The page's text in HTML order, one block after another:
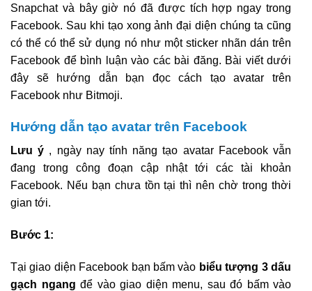
Snapchat và bây giờ nó đã được tích hợp ngay trong
Facebook. Sau khi tạo xong ảnh đại diện chúng ta cũng
có thể có thể sử dụng nó như một sticker nhãn dán trên
Facebook để bình luận vào các bài đăng. Bài viết dưới
đây sẽ hướng dẫn bạn đọc cách tạo avatar trên
Facebook như Bitmoji.
Hướng dẫn tạo avatar trên Facebook
Lưu ý , ngày nay tính năng tạo avatar Facebook vẫn
đang trong công đoạn cập nhật tới các tài khoản
Facebook. Nếu bạn chưa tồn tại thì nên chờ trong thời
gian tới.
Bước 1:
Tại giao diện Facebook bạn bấm vào biểu tượng 3 dấu
gạch ngang để vào giao diện menu, sau đó bấm vào